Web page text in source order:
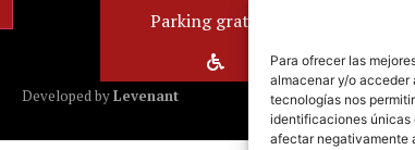
Para ofrecer las
almacenar y/o acceder
tecnologías nos
identificaciones únicas
afectar negativamente
Parking gratuito
Developed byLevenant